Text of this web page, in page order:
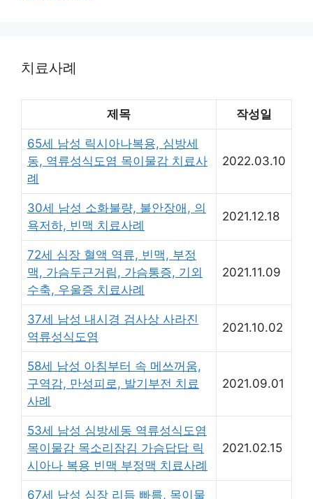
치료사례
제목 작성일
65세 남성 릭시아나복용, 심방세
동, 역류성식도염 목이물감 치료사
례
2022.03.10
30세 남성 소화불량, 불안장애, 의
욕저하, 빈맥 치료사례
2021.12.18
72세 심장 혈액 역류, 빈맥, 부정
맥, 가슴두근거림, 가슴통증, 기외
수축, 우울증 치료사례
2021.11.09
37세 남성 내시경 검사상 사라진
역류성식도염
2021.10.02
58세 남성 아침부터 속 메쓰꺼움,
구역감, 만성피로, 발기부전 치료
사례
2021.09.01
53세 남성 심방세동 역류성식도염
목이물감 목소리잠김 가슴답답 릭
시아나 복용 빈맥 부정맥 치료사례
2021.02.15
67세 남성 심장 리듬 빠름, 목이물